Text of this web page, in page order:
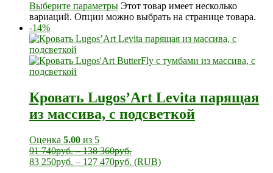
Выберите параметры Этот товар имеет несколько
вариаций. Опции можно выбрать на странице товара.
-14%
Кровать Lugos’Art Levita парящая
из массива, с подсветкой
Оценка 5.00 из 5
91 740руб.–138 360руб.
83 250руб. – 127 470руб. (RUB)